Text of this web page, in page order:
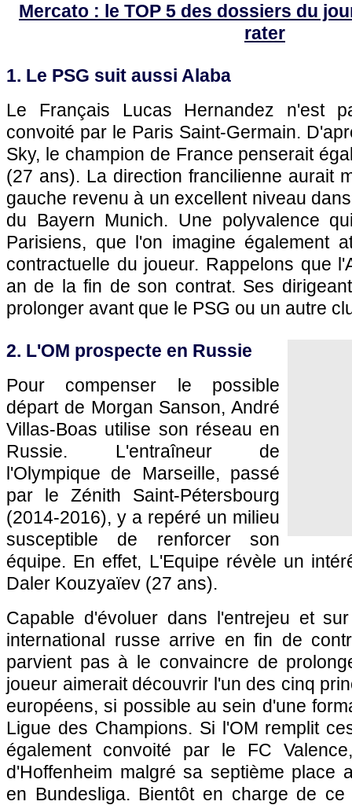
Mercato : le TOP 5 des dossiers du
rater
1. Le PSG suit aussi Alaba
Le Français Lucas Hernandez n'est
convoité par le Paris Saint-Germain.
Sky, le champion de France penserait
(27 ans). La direction francilienne aurait
gauche revenu à un excellent niveau
du Bayern Munich. Une polyvalence
Parisiens, que l'on imagine également
contractuelle du joueur. Rappelons que
an de la fin de son contrat. Ses
prolonger avant que le PSG ou un autre
2. L'OM prospecte en Russie
Pour compenser le possible
départ de Morgan Sanson, André
Villas-Boas utilise son réseau en
Russie. L'entraîneur de
l'Olympique de Marseille, passé
par le Zénith Saint-Pétersbourg
(2014-2016), y a repéré un milieu
susceptible de renforcer son
équipe. En effet, L'Equipe révèle un
Daler Kouzyaïev (27 ans).
Capable d'évoluer dans l'entrejeu et
international russe arrive en fin de
parvient pas à le convaincre de
joueur aimerait découvrir l'un des cinq
européens, si possible au sein d'une
Ligue des Champions. Si l'OM remplit
également convoité par le FC
d'Hoffenheim malgré sa septième place
en Bundesliga. Bientôt en charge de